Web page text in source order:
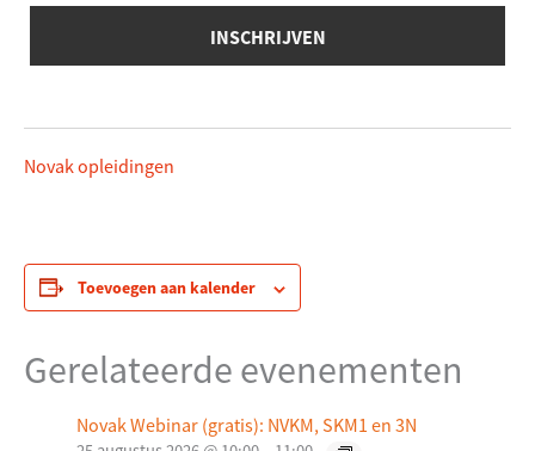
Novak opleidingen
Toevoegen aan kalender
Gerelateerde evenementen
Novak Webinar (gratis): NVKM, SKM1 en 3N